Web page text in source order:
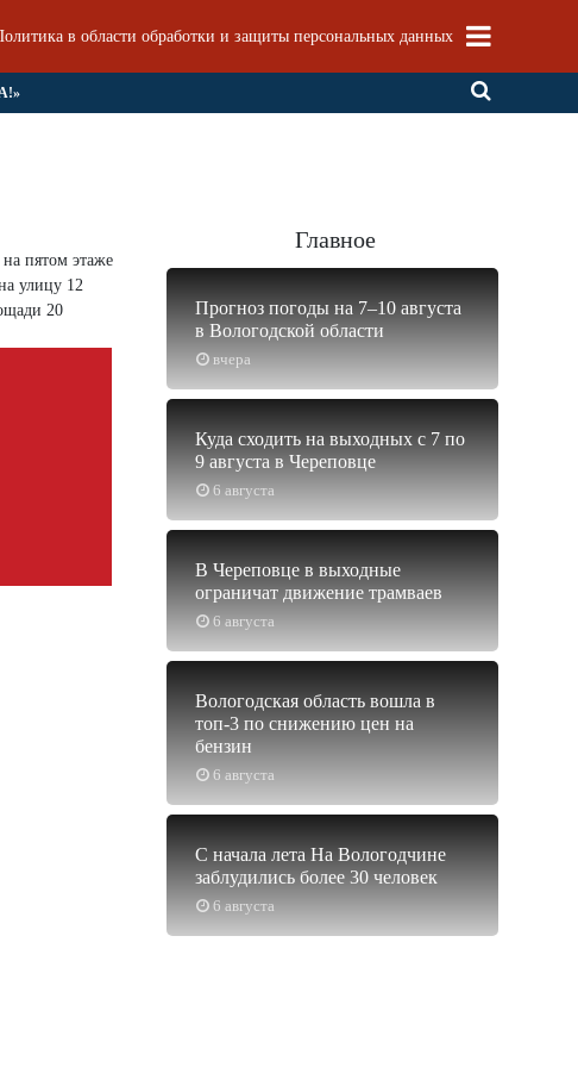
в области обработки и защиты персональных данных
пятом этаже
улицу 12
20
Главное
вчера
Прогноз погоды на 7–10 августа
в Вологодской области
6 августа
Куда сходить на выходных с 7 по
9 августа в Череповце
6 августа
В Череповце в выходные
ограничат движение трамваев
6 августа
Вологодская область вошла в
топ-3 по снижению цен на
бензин
6 августа
С начала лета На Вологодчине
заблудились более 30 человек